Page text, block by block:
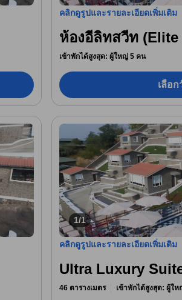
คลิกดูรูปและรายละเอียดเพิ่มเติม
ห้องอีลิทสวีท (Elite
เข้าพักได้สูงสุด: ผู้ใหญ่ 5 คน
เลือ
1/1
คลิกดูรูปและรายละเอียดเพิ่มเติม
Ultra Luxury
46 ตารางเมตร เข้าพักได้สูงสุด: ผู้ใ